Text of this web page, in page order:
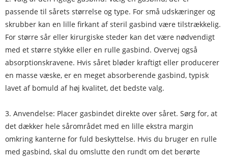
passende til sårets størrelse og type. For små udskæringer og
skrubber kan en lille firkant af steril gasbind være tilstrækkelig.
For større sår eller kirurgiske steder kan det være nødvendigt
med et større stykke eller en rulle gasbind. Overvej også
absorptionskravene. Hvis såret bløder kraftigt eller producerer
en masse væske, er en meget absorberende gasbind, typisk
lavet af bomuld af høj kvalitet, det bedste valg.
3. Anvendelse: Placer gasbindet direkte over såret. Sørg for, at
det dækker hele sårområdet med en lille ekstra margin
omkring kanterne for fuld beskyttelse. Hvis du bruger en rulle
med gasbind, skal du omslutte den rundt om det berørte